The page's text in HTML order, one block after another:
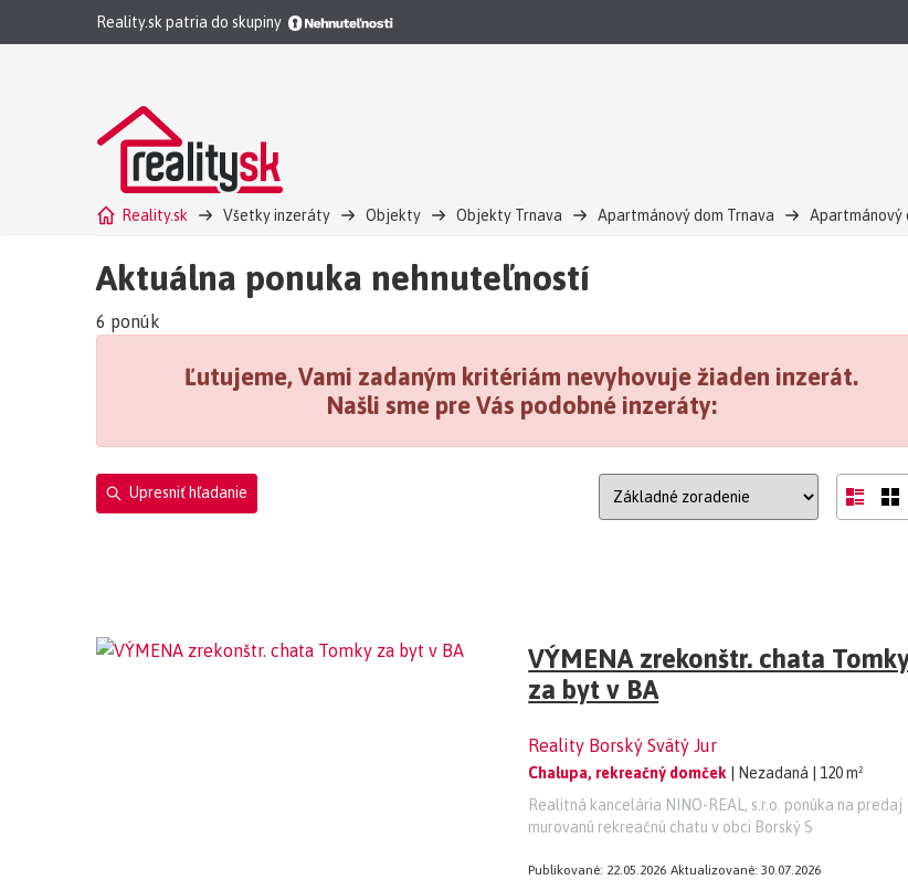
Reality.sk patria do skupiny
Reality.sk Všetky inzeráty Objekty Objekty Trnava Apartmánový dom Trnava Apartmánový
Aktuálna ponuka nehnuteľností
6 ponúk
Ľutujeme, Vami zadaným kritériám nevyhovuje žiaden inzerát.
Našli sme pre Vás podobné inzeráty:
Upresniť hľadanie
VÝMENA zrekonštr. chata
za byt v BA
Reality Borský Svätý Jur
Chalupa, rekreačný domček | Nezadaná
| 120 m²
Realitná kancelária NINO-REAL, s.r.o. ponúka na predaj
murovanú rekreačnú chatu v obci Borský S
Publikované: 22.05.2026 Aktualizované: 30.07.2026